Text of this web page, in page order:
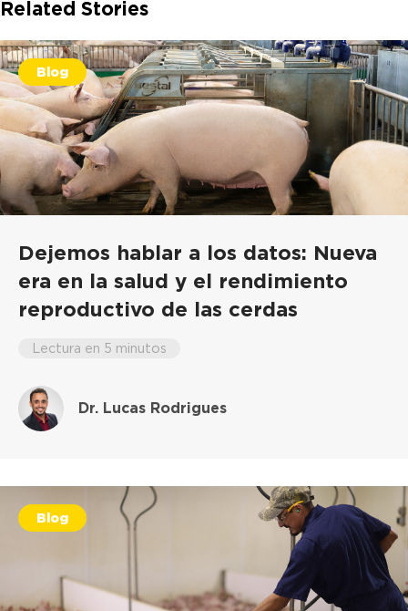
Related Stories
Blog
Dejemos hablar a los datos: Nueva
era en la salud y el rendimiento
reproductivo de las cerdas
Lectura en 5 minutos
Dr. Lucas Rodrigues
Blog